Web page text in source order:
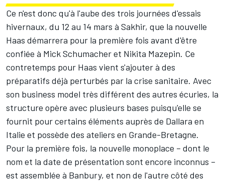
Ce n'est donc qu'à l'aube des trois journées d'essais
hivernaux, du 12 au 14 mars à Sakhir, que la nouvelle
Haas démarrera pour la première fois avant d'être
confiée à Mick Schumacheret Nikita Mazepin. Ce
contretemps pour Haas vient s'ajouter à des
préparatifs déjà perturbés par la crise sanitaire. Avec
son business model très différent des autres écuries, la
structure opère avec plusieurs bases puisqu'elle se
fournit pour certains éléments auprès de Dallara en
Italie et possède des ateliers en Grande-Bretagne.
Pour la première fois, la nouvelle monoplace – dont le
nom et la date de présentation sont encore inconnus –
est assemblée à Banbury, et non de l'autre côté des